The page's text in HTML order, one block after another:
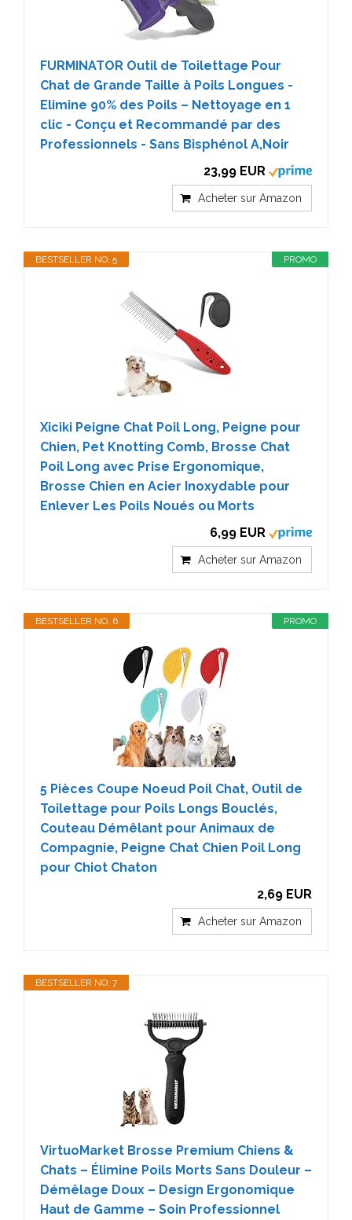
FURMINATOR Outil de Toilettage Pour
Chat de Grande Taille à Poils Longues -
Elimine 90% des Poils – Nettoyage en 1
clic - Conçu et Recommandé par des
Professionnels - Sans Bisphénol A,Noir
23,99 EUR
Acheter sur Amazon
PROMO
BESTSELLER NO. 5
Xiciki Peigne Chat Poil Long, Peigne pour
Chien, Pet Knotting Comb, Brosse Chat
Poil Long avec Prise Ergonomique,
Brosse Chien en Acier Inoxydable pour
Enlever Les Poils Noués ou Morts
6,99 EUR
Acheter sur Amazon
PROMO
BESTSELLER NO. 6
5 Pièces Coupe Noeud Poil Chat, Outil de
Toilettage pour Poils Longs Bouclés,
Couteau Démêlant pour Animaux de
Compagnie, Peigne Chat Chien Poil Long
pour Chiot Chaton
2,69 EUR
Acheter sur Amazon
BESTSELLER NO. 7
VirtuoMarket Brosse Premium Chiens &
Chats – Élimine Poils Morts Sans Douleur –
Démêlage Doux – Design Ergonomique
Haut de Gamme – Soin Professionnel